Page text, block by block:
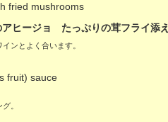
fried mushrooms
ヒージョ たっぷりの茸フライ添え
ンとよく合います。
fruit) sauce
。